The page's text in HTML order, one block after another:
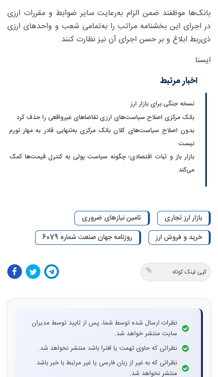
بانک‌ها موظفند ضمن الزام به‌رعایت سایر ضوابط و مقررات ارزی
در اجرای این بخشنامه مراتب را به‌تمامی شعب و واحدهای ارزی
ذی‌ربط ابلاغ و بر حسن اجرای آن نیز نظارت کنند.‏‏‏‏‏‏‏‏‏‏
ایسنا
اخبار مرتبط
نسخه جنگی برای بازار ارز
بانک مرکزی اصلاح سیاست‌های ارزی تقاضاهای غیرواقعی را حذف کرد
بدون اصلاح سیاست‌های کلان بانک مرکزی به‌تنهایی قادر به مهار تورم
نیست
بازار باز و ثبات اقتصادی؛ چگونه سیاست پولی به کنترل قیمت‌ها کمک
می‌کند
بازار ارز تجاری
تامین نیازهای ضروری
خرید و فروش ارز
روزنامه جهان صنعت شماره 6079
کپی لینک کوتاه
نظرات ارسال شده توسط شما، پس از تایید توسط مدیران
سایت منتشر خواهد شد.
نظراتی که حاوی تهمت یا افترا باشد منتشر نخواهد شد.
نظراتی که به غیر از زبان فارسی یا غیر مرتبط با خبر باشد
منتشر نخواهد شد.